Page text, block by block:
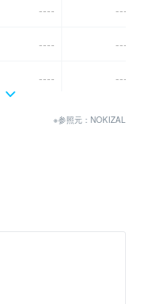
---- ----
---- ----
---- ----
※参照元：NOKIZAL